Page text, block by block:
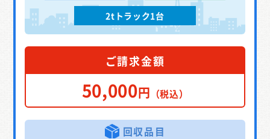
2tトラック1台
ご請求金額
50,000円 （税込）
回収品目